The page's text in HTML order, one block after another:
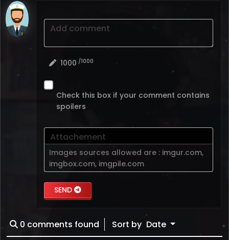
Add comment
1000 /1000
Check this box if your comment contains
spoilers
Attachement
Images sources allowed are : imgur.com,
imgbox.com, imgpile.com
SEND
0 comments found Sort by Date